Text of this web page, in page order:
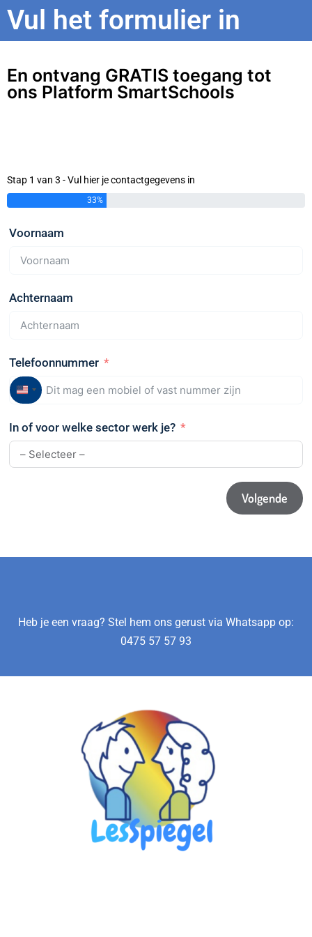
Vul het formulier in
En ontvang GRATIS toegang tot
ons Platform SmartSchools
Stap 1 van 3 - Vul hier je contactgegevens in
33%
Voornaam
Achternaam
Telefoonnummer
United
+1
In of voor welke sector werk je?
Volgende
Heb je een vraag? Stel hem ons gerust via Whatsapp op:
0475 57 57 93